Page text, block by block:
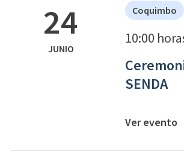
24
JUNIO
Coquimbo
10:00
SENDA
Ver evento